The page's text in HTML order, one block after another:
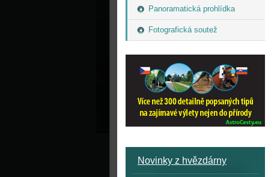
Panoramatická prohlídka
Fotografická soutež
Novinky z hvězdárny